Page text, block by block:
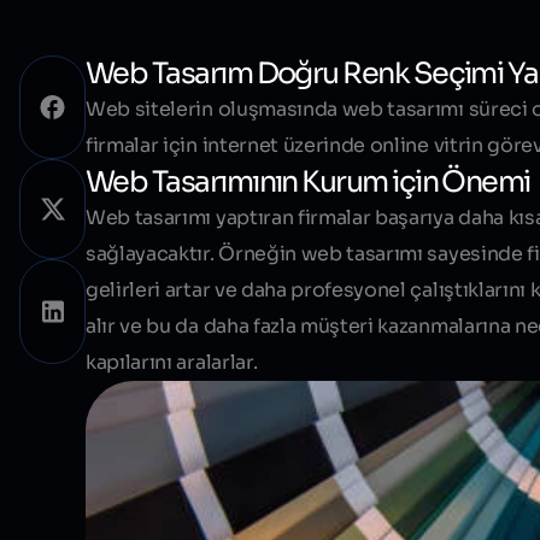
Web Tasarım Doğru Renk Seçimi
Web sitelerin oluşmasında web tasarımı süreci
firmalar için internet üzerinde online vitrin
Web Tasarımının Kurum için Önemi
Web tasarımı yaptıran firmalar başarıya daha
sağlayacaktır. Örneğin web tasarımı
gelirleri artar ve daha profesyonel çalıştıklarını
alır ve bu da daha fazla müşteri kazanmalarına
kapılarını aralarlar.